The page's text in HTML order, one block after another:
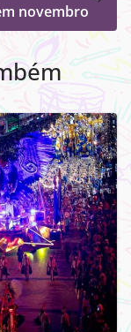
novembro